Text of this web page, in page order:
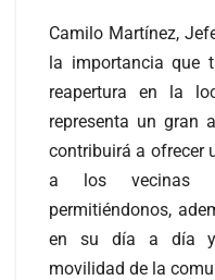
Camilo Martínez,
la importancia que
reapertura en la
representa un gran
contribuirá a ofrecer
a los vecinas
permitiéndonos,
en su día a día y
movilidad de la